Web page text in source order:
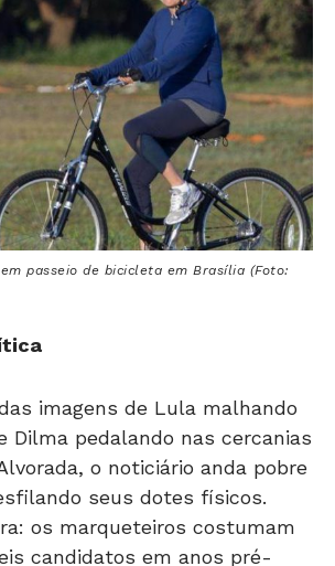
passeio de bicicleta em Brasília (Foto:
Dilma pedalando nas cercanias
o noticiário anda pobre
seus dotes físicos.
os marqueteiros costumam
candidatos em anos pré-
geralmente